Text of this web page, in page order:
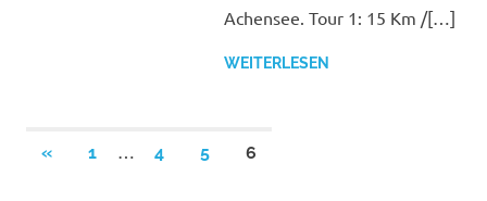
Achensee. Tour 1: 15 Km /[…]
WEITERLESEN
Seitennummerierung
«VORHERIGE
1 … 4 5 6